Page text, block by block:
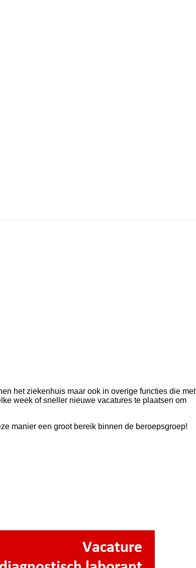
het ziekenhuis maar ook in overige functies die met
week of sneller nieuwe vacatures te plaatsen om
manier een groot bereik binnen de beroepsgroep!